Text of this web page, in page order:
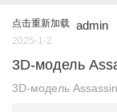
点击重新加载 admin
2025-1-2
3D-модель
3D-модель